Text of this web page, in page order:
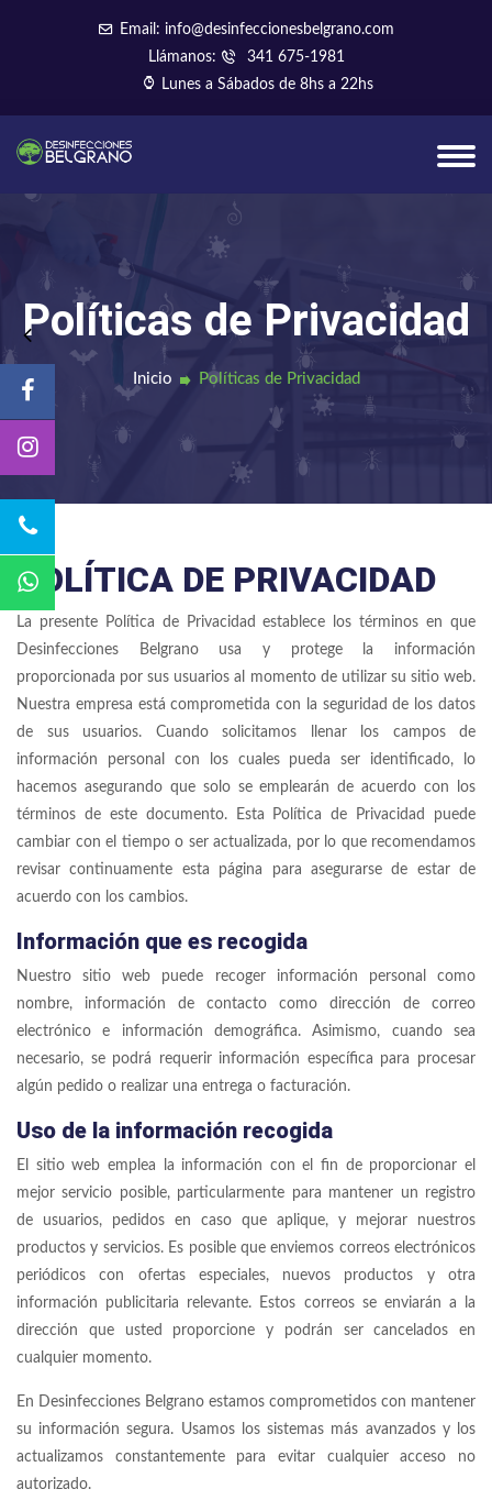
Email: info@desinfeccionesbelgrano.com
Llámanos:
341 675-1981
Lunes a Sábados de 8hs a 22hs
Políticas de Privacidad
Inicio Políticas de Privacidad
POLÍTICA DE PRIVACIDAD
La presente Política de Privacidad establece los términos en que
Desinfecciones Belgrano usa y protege la información
proporcionada por sus usuarios al momento de utilizar su sitio web.
Nuestra empresa está comprometida con la seguridad de los datos
de sus usuarios. Cuando solicitamos llenar los campos de
información personal con los cuales pueda ser identificado, lo
hacemos asegurando que solo se emplearán de acuerdo con los
términos de este documento. Esta Política de Privacidad puede
cambiar con el tiempo o ser actualizada, por lo que recomendamos
revisar continuamente esta página para asegurarse de estar de
acuerdo con los cambios.
Información que es recogida
Nuestro sitio web puede recoger información personal como
nombre, información de contacto como dirección de correo
electrónico e información demográfica. Asimismo, cuando sea
necesario, se podrá requerir información específica para procesar
algún pedido o realizar una entrega o facturación.
Uso de la información recogida
El sitio web emplea la información con el fin de proporcionar el
mejor servicio posible, particularmente para mantener un registro
de usuarios, pedidos en caso que aplique, y mejorar nuestros
productos y servicios. Es posible que enviemos correos electrónicos
periódicos con ofertas especiales, nuevos productos y otra
información publicitaria relevante. Estos correos se enviarán a la
dirección que usted proporcione y podrán ser cancelados en
cualquier momento.
En Desinfecciones Belgrano estamos comprometidos con mantener
su información segura. Usamos los sistemas más avanzados y los
actualizamos constantemente para evitar cualquier acceso no
autorizado.